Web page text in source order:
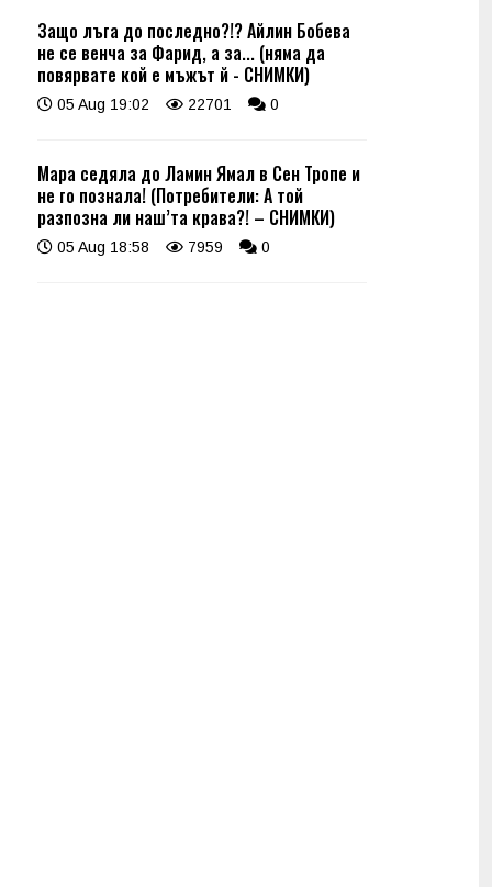
Защо лъга до последно?!? Айлин Бобева
не се венча за Фарид, а за... (няма да
повярвате кой е мъжът й - СНИМКИ)
05 Aug 19:02 22701 0
Мара седяла до Ламин Ямал в Сен Тропе и
не го познала! (Потребители: А той
разпозна ли наш’та крава?! – СНИМКИ)
05 Aug 18:58 7959 0